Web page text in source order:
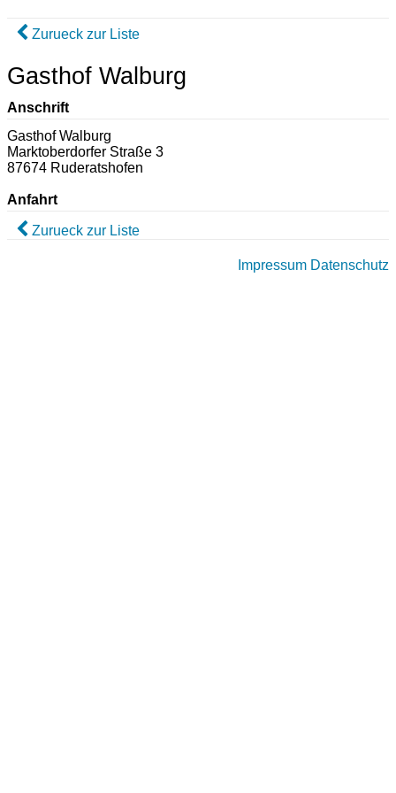
Zurueck zur Liste
Gasthof Walburg
Anschrift
Gasthof Walburg
Marktoberdorfer Straße 3
87674 Ruderatshofen
Anfahrt
Zurueck zur Liste
Impressum Datenschutz